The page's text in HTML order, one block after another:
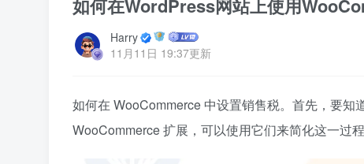
如何在WordPress网站上使用
Harry
11月11日 19:37更新
如何在 WooCommerce 中设置销售税。首先，要
WooCommerce 扩展，可以使用它们来简化这一过程